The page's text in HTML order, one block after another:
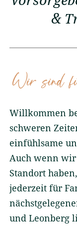
Friedhöfe
Wissenswertes
Aktuelles
Wir sind
da
07152 90
24 Stunden Tag
info@anita-
&
Wir sind
Willkommen
schweren
einfühlsame
Auch wenn
Standort
jederzeit für
und Leonberg